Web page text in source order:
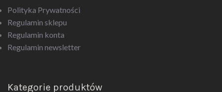
Polityka Prywatności
Regulamin sklepu
Regulamin konta
Regulamin newsletter
Kategorie produktów